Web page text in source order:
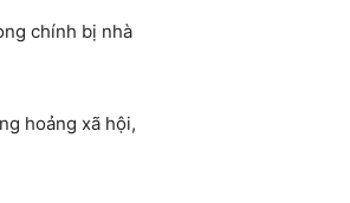
chính bị nhà
hoảng xã hội,